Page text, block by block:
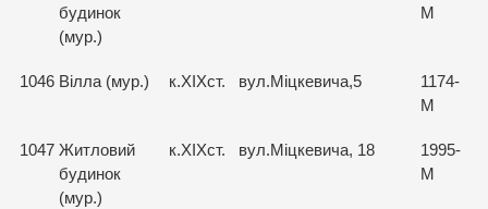
будинок
(мур.)
М
1046 Вілла (мур.) к.ХІХст. вул.Міцкевича,5
1174-
М
1047 Житловий
будинок
(мур.)
к.ХІХст. вул.Міцкевича, 18
1995-
М